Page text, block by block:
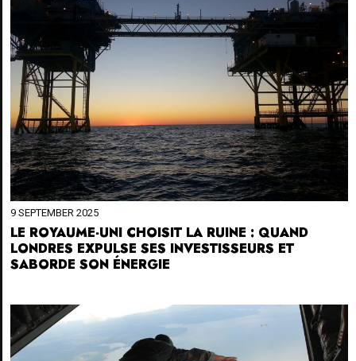
9 SEPTEMBER 2025
LE ROYAUME-UNI CHOISIT LA RUINE : QUAND
LONDRES EXPULSE SES INVESTISSEURS ET
SABORDE SON ÉNERGIE